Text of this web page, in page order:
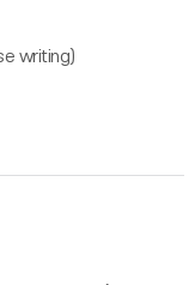
writing)